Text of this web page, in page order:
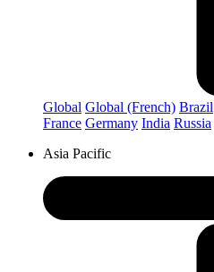
Global Global (French) Brazil
France Germany India Russia
Asia Pacific